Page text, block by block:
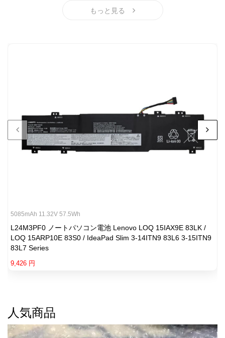
もっと見る
5085mAh 11.32V 57.5Wh
L24M3PF0 ノートパソコン電池 Lenovo LOQ 15IAX9E 83LK /
LOQ 15ARP10E 83S0 / IdeaPad Slim 3-14ITN9 83L6 3-15ITN9
83L7 Series
9,426 円
人気商品